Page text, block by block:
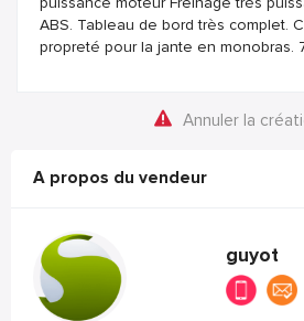
ABS. Tableau de bord très complet.
propreté pour la jante en monobras.
Annuler la
A propos du vendeur
guyot